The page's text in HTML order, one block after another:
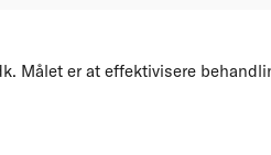
Målet er at effektivisere